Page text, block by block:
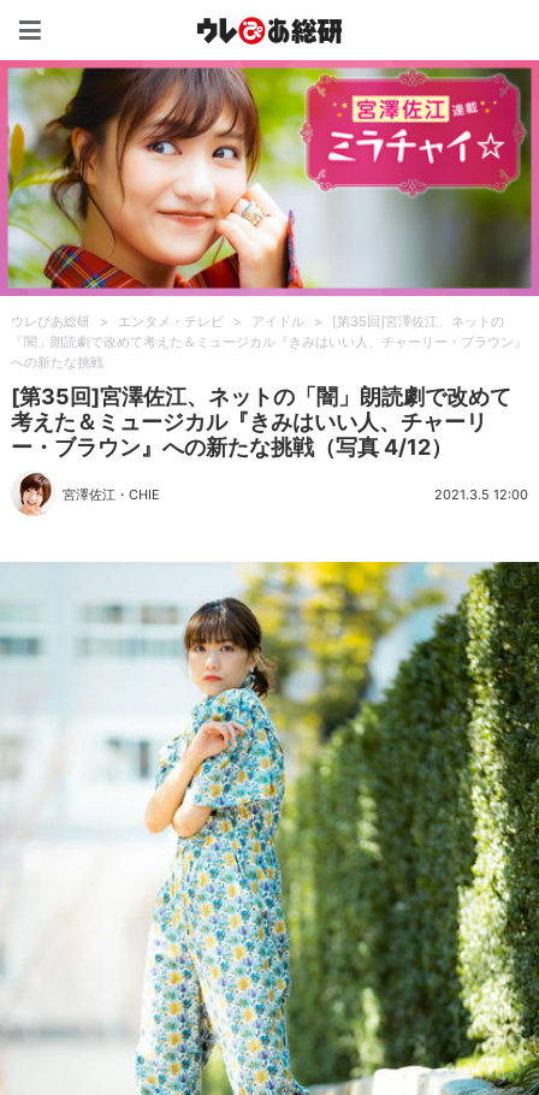
ウレぴあ総研 > エンタメ・テレビ > アイドル >
[第35回]宮澤佐江、ネットの
「闇」朗読劇で改めて考えた＆ミュージカル『きみはいい人、チャーリー・ブラウン』
への新たな挑戦
[第35回]宮澤佐江、ネットの「闇」朗読劇で改めて
考えた＆ミュージカル『きみはいい人、チャーリ
ー・ブラウン』への新たな挑戦（写真 4/12）
宮澤佐江 ・CHIE 2021.3.5 12:00